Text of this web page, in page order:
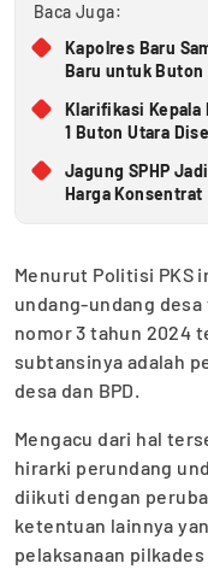
Baca Juga:
Kapolres Baru
Baru untuk Buton
Klarifikasi Kepala
1 Buton Utara
Jagung SPHP
Harga Konsentrat
Menurut Politisi PKS
undang-undang
nomor 3 tahun 2024
subtansinya adalah
desa dan BPD.
Mengacu dari hal
hirarki perundang
diikuti dengan
ketentuan lainnya
pelaksanaan